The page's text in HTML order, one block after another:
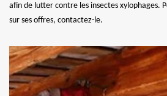
afin de lutter contre les insectes xylophages.
sur ses offres, contactez-le.